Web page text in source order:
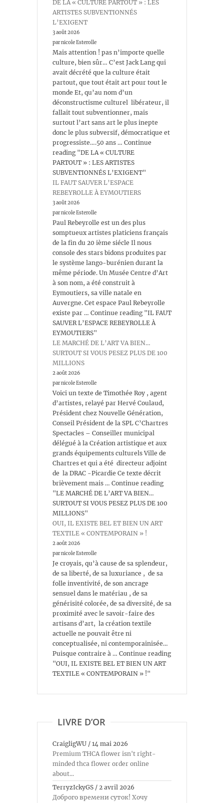
DE LA « CULTURE PARTOUT » : LES
ARTISTES SUBVENTIONNÉS
L’EXIGENT
3 août 2026
par nicole Esterolle
Mais attention ! pas n’importe quelle
culture, bien sûr… C’est Jack Lang qui
avait décrété que la culture était
partout, que tout était art pour tout le
monde Et, qu’au nom d’un
déconstructisme culturel libérateur, il
fallait tout subventionner, mais
surtout l’art sans art le plus inepte
donc le plus subversif, démocratique et
progressiste….50 ans … Continue
reading "DE LA « CULTURE
PARTOUT » : LES ARTISTES
SUBVENTIONNÉS L’EXIGENT"
IL FAUT SAUVER L’ESPACE
REBEYROLLE À EYMOUTIERS
3 août 2026
par nicole Esterolle
Paul Rebeyrolle est un des plus
somptueux artistes platiciens français
de la fin du 20 ième siécle Il nous
console des stars bidons produites par
le système lango-burénien durant la
même période. Un Musée Centre d’Art
à son nom, a été construit à
Eymoutiers, sa ville natale en
Auvergne. Cet espace Paul Rebeyrolle
existe par … Continue reading "IL FAUT
SAUVER L’ESPACE REBEYROLLE À
EYMOUTIERS"
LE MARCHÉ DE L’ART VA BIEN…
SURTOUT SI VOUS PESEZ PLUS DE 100
MILLIONS
2 août 2026
par nicole Esterolle
Voici un texte de Timothée Roy , agent
d’artistes, relayé par Hervé Coulaud,
Président chez Nouvelle Génération,
Conseil Président de la SPL C’Chartres
Spectacles – Conseiller municipal
délégué à la Création artistique et aux
grands équipements culturels Ville de
Chartres et qui a été directeur adjoint
de la DRAC -Picardie Ce texte décrit
brièvement mais … Continue reading
"LE MARCHÉ DE L’ART VA BIEN…
SURTOUT SI VOUS PESEZ PLUS DE 100
MILLIONS"
OUI, IL EXISTE BEL ET BIEN UN ART
TEXTILE « CONTEMPORAIN » !
2 août 2026
par nicole Esterolle
Je croyais, qu’à cause de sa splendeur,
de sa liberté, de sa luxuriance , de sa
folle inventivité, de son ancrage
sensuel dans le matériau , de sa
générisité colorée, de sa diversité, de sa
proximité avec le savoir-faire des
artisans d’art, la création textile
actuelle ne pouvait être ni
conceptualisée, ni contemporainisée…
Puisque contraire à … Continue reading
"OUI, IL EXISTE BEL ET BIEN UN ART
TEXTILE « CONTEMPORAIN » !"
LIVRE D’OR
CraigligWU / 14 mai 2026
Premium THCA flower isn't right-
minded thca flower order online
about...
TerryzIckyGS / 2 avril 2026
Доброго времени суток! Хочу